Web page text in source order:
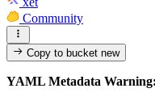
Community
Copy to bucketnew
YAML Metadata Warning: